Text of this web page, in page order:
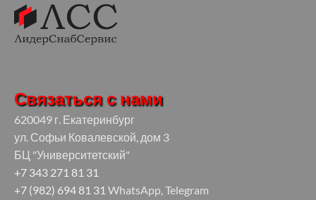
Связаться с нами
620049 г. Екатеринбург
ул. Софьи Ковалевской, дом 3
БЦ "Университетский"
+7 343 271 81 31
+7 (982) 694 81 31 WhatsApp, Telegram